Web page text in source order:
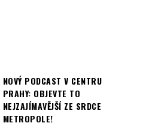
NOVÝ PODCAST V CENTRU
PRAHY: OBJEVTE TO
NEJZAJÍMAVĚJŠÍ ZE SRDCE
METROPOLE!